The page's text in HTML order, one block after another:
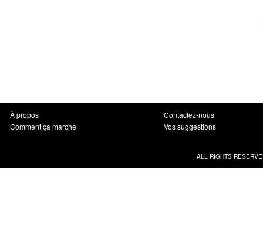
À propos
Comment ça marche
Contactez-nous
Vos suggestions
ALL RIGHTS